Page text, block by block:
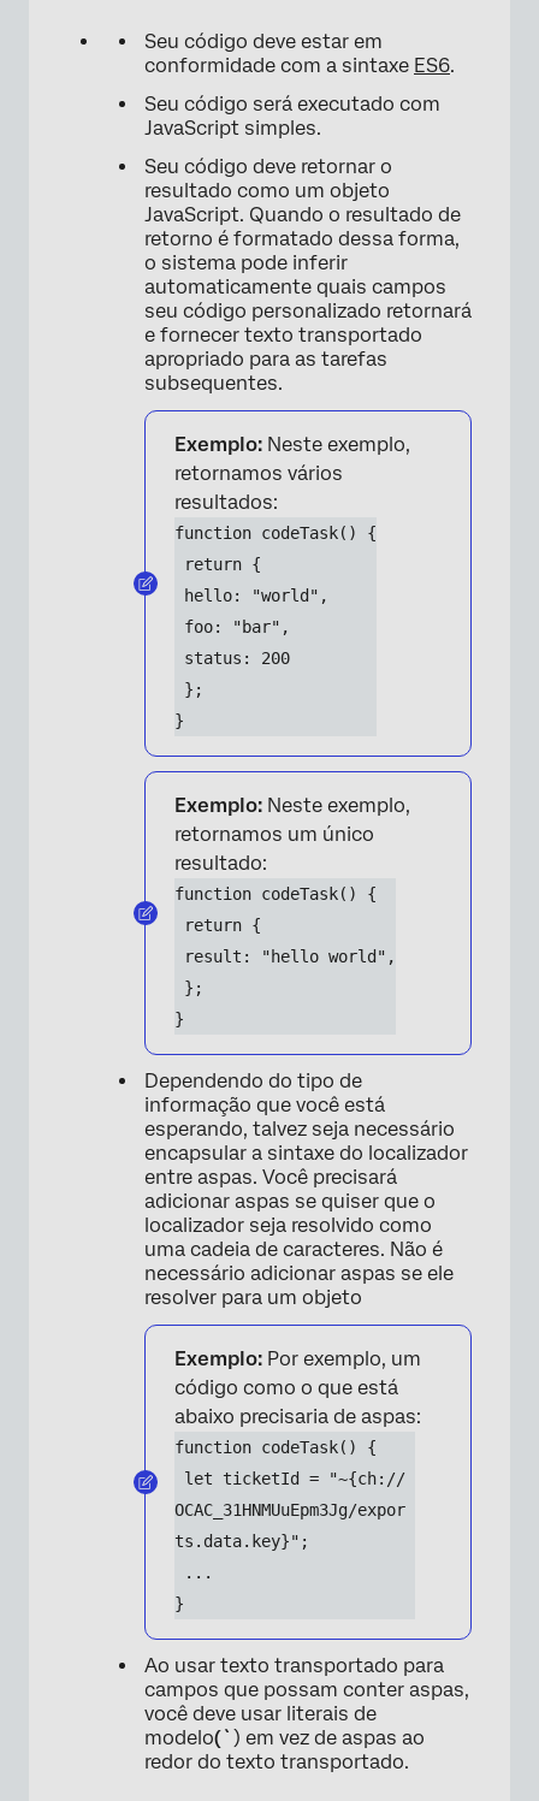
Seu código deve estar em
conformidade com a sintaxe ES6.
Seu código será executado com
JavaScript simples.
Seu código deve retornar o
resultado como um objeto
JavaScript. Quando o resultado de
retorno é formatado dessa forma,
o sistema pode inferir
automaticamente quais campos
seu código personalizado retornará
e fornecer texto transportado
apropriado para as tarefas
subsequentes.
Exemplo: Neste exemplo,
retornamos vários
resultados:
function codeTask() {
return {
hello: "world",
foo: "bar",
status: 200
};
}
Exemplo: Neste exemplo,
retornamos um único
resultado:
function codeTask() {
return {
result: "hello world",
};
}
Dependendo do tipo de
informação que você está
esperando, talvez seja necessário
encapsular a sintaxe do localizador
entre aspas. Você precisará
adicionar aspas se quiser que o
localizador seja resolvido como
uma cadeia de caracteres. Não é
necessário adicionar aspas se ele
resolver para um objeto
Exemplo: Por exemplo, um
código como o que está
abaixo precisaria de aspas:
function codeTask() {
OCAC_31HNMUuEpm3Jg/expor
ts.data.key}";
...
}
Ao usar texto transportado para
campos que possam conter aspas,
você deve usar literais de
modelo(` ) em vez de aspas ao
redor do texto transportado.